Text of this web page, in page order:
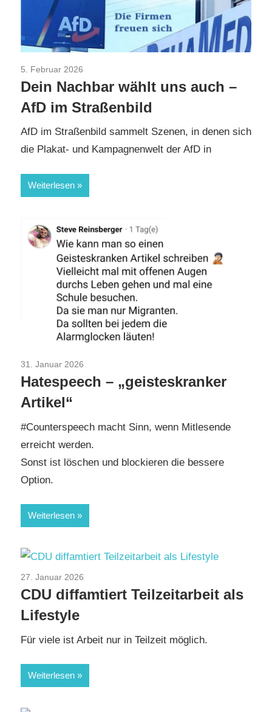
5. Februar 2026
Dein Nachbar wählt uns auch –
AfD im Straßenbild
AfD im Straßenbild sammelt Szenen, in denen sich
die Plakat‑ und Kampagnenwelt der AfD in
Weiterlesen
31. Januar 2026
Hatespeech – „geisteskranker
Artikel“
#Counterspeech macht Sinn, wenn Mitlesende
erreicht werden.
Sonst ist löschen und blockieren die bessere
Option.
Weiterlesen
27. Januar 2026
TopNews
CDU diffamtiert Teilzeitarbeit als
Lifestyle
Für viele ist Arbeit nur in Teilzeit möglich.
Weiterlesen